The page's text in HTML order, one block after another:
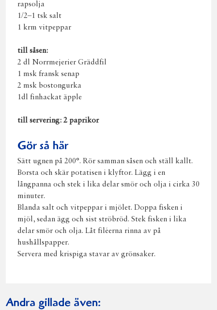
rapsolja
1/2–1 tsk salt
1 krm vitpeppar
till såsen:
2 dl Norrmejerier Gräddfil
1 msk fransk senap
2 msk bostongurka
1dl finhackat äpple
till servering: 2 paprikor
Gör så här
Sätt ugnen på 200°. Rör samman såsen och ställ kallt.
Borsta och skär potatisen i klyftor. Lägg i en
långpanna och stek i lika delar smör och olja i cirka 30
minuter.
Blanda salt och vitpeppar i mjölet. Doppa fisken i
mjöl, sedan ägg och sist ströbröd. Stek fisken i lika
delar smör och olja. Låt filéerna rinna av på
hushållspapper.
Servera med krispiga stavar av grönsaker.
Andra gillade även: